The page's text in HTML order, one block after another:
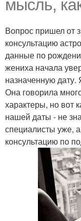
мысль,
Вопрос пришел от
консультацию
данные по
жениха начала
назначенную дату.
Она говорила
характеры, но вот
нашей даты - не
специалисты уже,
консультацию по